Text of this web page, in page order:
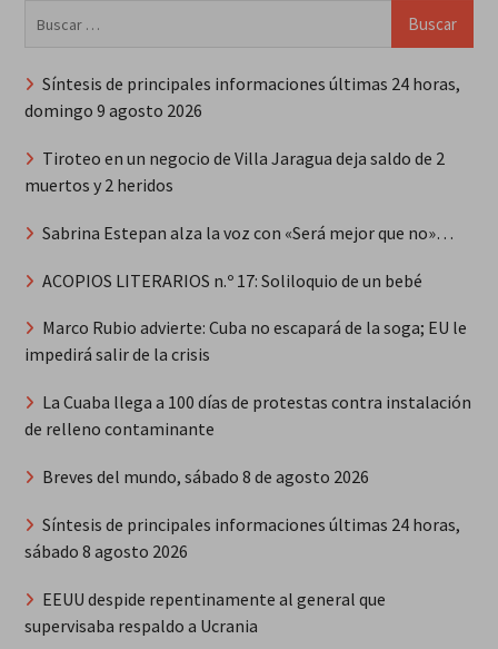
Síntesis de principales informaciones últimas 24 horas,
domingo 9 agosto 2026
Tiroteo en un negocio de Villa Jaragua deja saldo de 2
muertos y 2 heridos
Sabrina Estepan alza la voz con «Será mejor que no»…
ACOPIOS LITERARIOS n.º 17: Soliloquio de un bebé
Marco Rubio advierte: Cuba no escapará de la soga; EU le
impedirá salir de la crisis
La Cuaba llega a 100 días de protestas contra instalación
de relleno contaminante
Breves del mundo, sábado 8 de agosto 2026
Síntesis de principales informaciones últimas 24 horas,
sábado 8 agosto 2026
EEUU despide repentinamente al general que
supervisaba respaldo a Ucrania